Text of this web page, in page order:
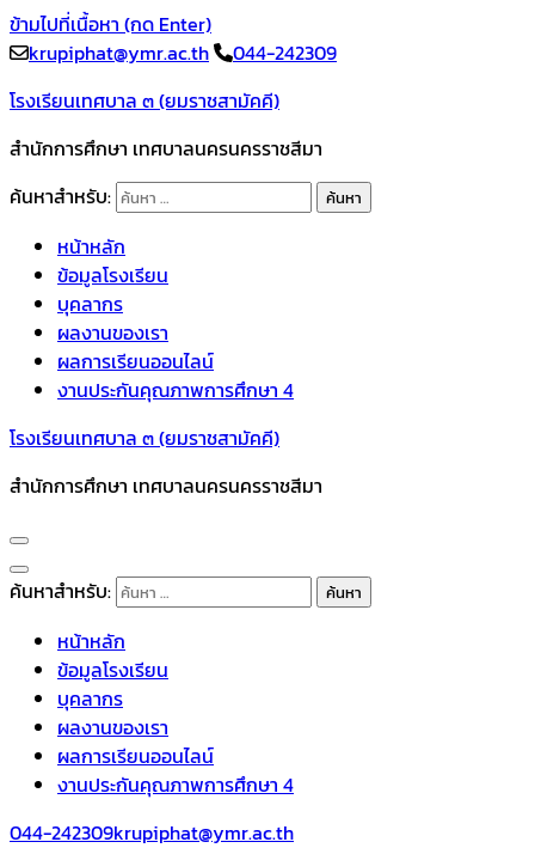
ข้ามไปที่เนื้อหา (กด Enter)
krupiphat@ymr.ac.th
044-242309
โรงเรียนเทศบาล ๓ (ยมราชสามัคคี)
สำนักการศึกษา เทศบาลนครนครราชสีมา
ค้นหาสำหรับ:
หน้าหลัก
ข้อมูลโรงเรียน
บุคลากร
ผลงานของเรา
ผลการเรียนออนไลน์
งานประกันคุณภาพการศึกษา 4
โรงเรียนเทศบาล ๓ (ยมราชสามัคคี)
สำนักการศึกษา เทศบาลนครนครราชสีมา
ค้นหาสำหรับ:
หน้าหลัก
ข้อมูลโรงเรียน
บุคลากร
ผลงานของเรา
ผลการเรียนออนไลน์
งานประกันคุณภาพการศึกษา 4
044-242309krupiphat@ymr.ac.th